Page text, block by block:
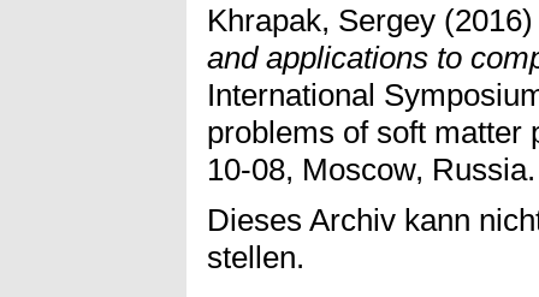
Khrapak, Sergey
and applications to
International
problems of soft matter
10-08, Moscow,
Dieses Archiv kann
stellen.